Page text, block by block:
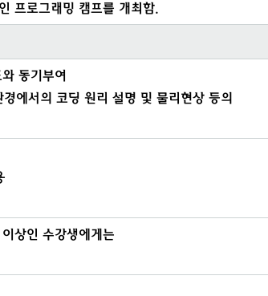
프로그래밍 캠프를 개최함.
동기부여
에서의 코딩 원리 설명 및 물리현상 등의
상인 수강생에게는